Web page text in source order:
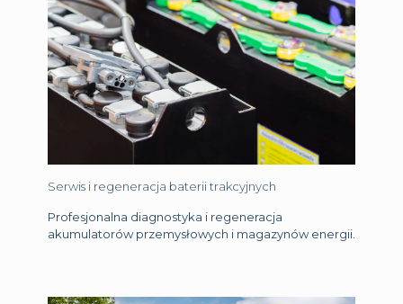
Serwis i regeneracja baterii trakcyjnych
Profesjonalna diagnostyka i regeneracja
akumulatorów przemysłowych i magazynów energii.